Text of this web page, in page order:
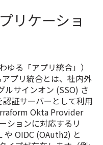
リケーショ
ゆる「アプリ統合」）
プリ統合とは、社内外
ルサインオン (SSO) さ
証サーバーとして利用
Okta Provider
ションに対応するリ
や OIDC (OAuth2) と